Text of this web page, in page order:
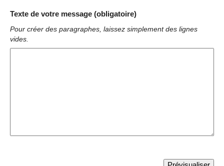
Texte de votre message (obligatoire)
Pour créer des paragraphes, laissez simplement des lignes
vides.